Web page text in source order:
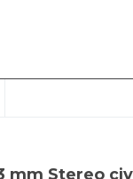
mm Stereo